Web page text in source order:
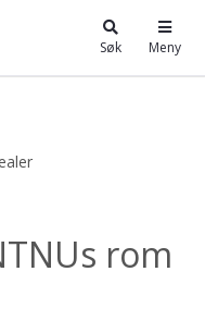
Søk Meny
rom